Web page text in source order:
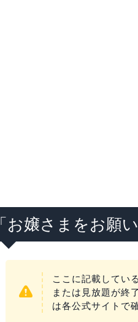
「お嬢さまをお願
ここに記載してい
または見放題が終
は各公式サイトで